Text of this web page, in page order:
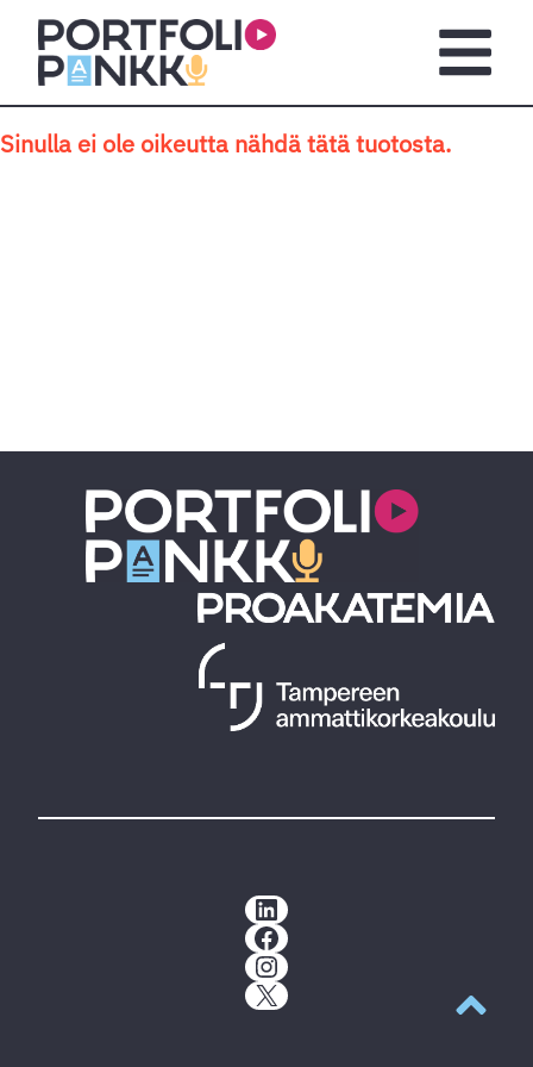
Siirry sisältöön
Sinulla ei ole oikeutta nähdä tätä tuotosta.
LinkedIn
Facebook
Instagram
X
Takaisin